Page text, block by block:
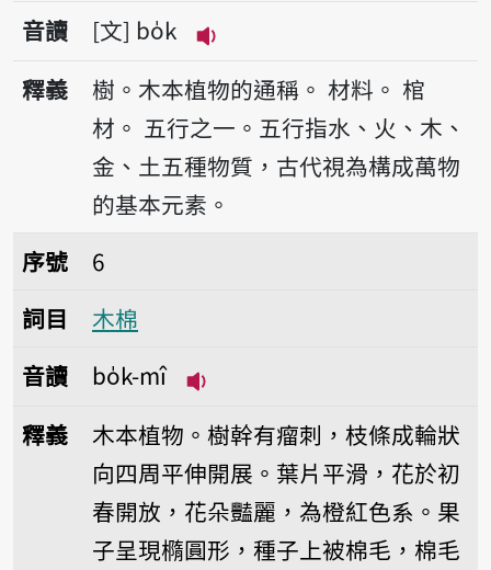
音讀
文 bo̍k
播放音讀bo̍k
釋義 樹。木本植物的通稱。 材料。 棺
材。 五行之一。五行指水、火、木、
金、土五種物質，古代視為構成萬物
的基本元素。
序號6木棉
序號
6
詞目
木棉
音讀
bo̍k-mî
釋義
木本植物。樹幹有瘤刺，枝條成輪狀
向四周平伸開展。葉片平滑，花於初
春開放，花朵豔麗，為橙紅色系。果
子呈現橢圓形，種子上被棉毛，棉毛